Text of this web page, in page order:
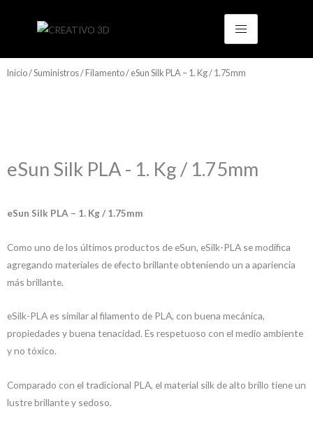
Inicio/Suministros/ Filamento/ eSun Silk PLA – 1. Kg / 1.75mm
eSun Silk PLA - 1. Kg / 1.75mm
eSun Silk PLA – 1. Kg / 1.75mm
Como uno de los últimos productos de eSun, eSilk-PLA se modifica
agregando materiales de efecto brillante obteniendo un a apariencia
más brillante.
eSilk-PLA es similar al filamento de PLA, con buena mecánica,
propiedades y buena tenacidad. Es respetuoso con el medio ambiente
y no tóxico.
Comparado con el tradicional PLA, el material silk de alto brillo tiene un
lustre brillante y sedoso.